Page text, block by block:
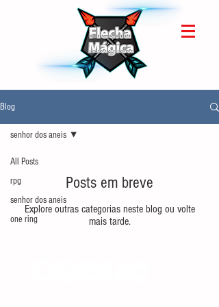
Blog
All Posts
rpg
senhor dos aneis
one ring
senhor dos aneis
Posts em breve
Explore outras categorias neste blog ou volte
mais tarde.